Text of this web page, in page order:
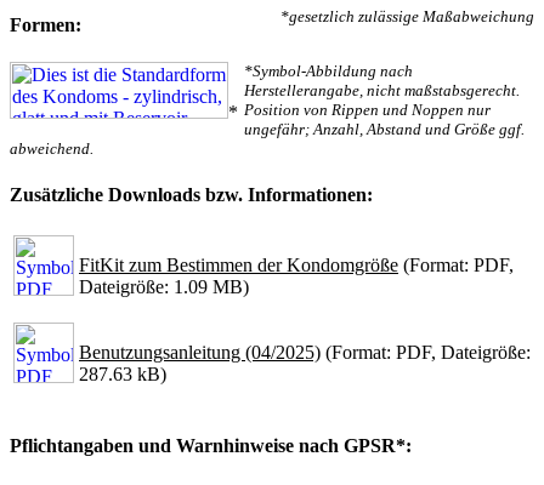
*gesetzlich zulässige Maßabweichung
Formen:
*
*Symbol-Abbildung nach
Herstellerangabe, nicht maßstabsgerecht.
Position von Rippen und Noppen nur
ungefähr; Anzahl, Abstand und Größe ggf.
abweichend.
Zusätzliche Downloads bzw. Informationen:
FitKit zum Bestimmen der Kondomgröße (Format: PDF,
Dateigröße: 1.09 MB)
Benutzungsanleitung (04/2025) (Format: PDF, Dateigröße:
287.63 kB)
Pflichtangaben und Warnhinweise nach GPSR*: